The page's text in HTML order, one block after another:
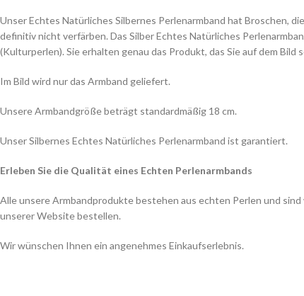
Unser Echtes Natürliches Silbernes Perlenarmband hat Broschen,
definitiv nicht verfärben. Das Silber Echtes Natürliches
(Kulturperlen). Sie erhalten genau das Produkt, das Sie auf dem Bild
Im Bild wird nur das Armband geliefert.
Unsere Armbandgröße beträgt standardmäßig 18 cm.
Unser Silbernes Echtes Natürliches Perlenarmband ist garantiert.
Erleben Sie die Qualität eines Echten Perlenarmbands
Alle unsere Armbandprodukte bestehen aus echten Perlen und
unserer Website bestellen.
Wir wünschen Ihnen ein angenehmes Einkaufserlebnis.